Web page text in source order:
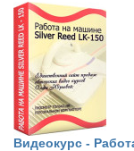
Видеокурс -